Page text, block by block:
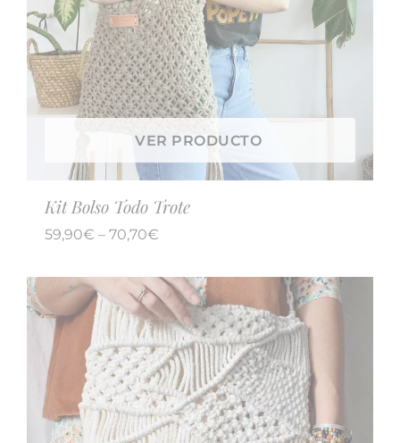
VER PRODUCTO
Kit Bolso Todo Trote
59,90€ – 70,70€